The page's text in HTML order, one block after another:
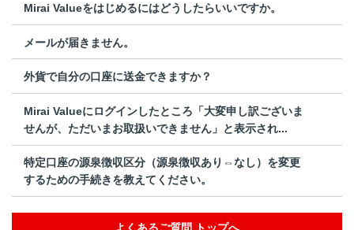
Mirai Valueをはじめるにはどうしたらいいですか。
メールが届きません。
外貨で自分の口座に送金できますか？
Mirai Valueにログインしたところ「大変申し訳ございま
せんが、ただいまお取扱いできません」と表示され...
特定口座の源泉徴収区分（源泉徴収あり⇔なし）を変更
するための手続きを教えてください。